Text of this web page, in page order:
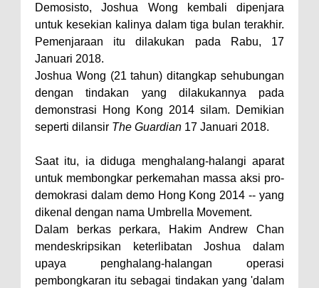
Demosisto, Joshua Wong kembali dipenjara
untuk kesekian kalinya dalam tiga bulan terakhir.
Pemenjaraan itu dilakukan pada Rabu, 17
Januari 2018.
Joshua Wong (21 tahun) ditangkap sehubungan
dengan tindakan yang dilakukannya pada
demonstrasi Hong Kong 2014 silam. Demikian
seperti dilansir The Guardian 17 Januari 2018.
Saat itu, ia diduga menghalang-halangi aparat
untuk membongkar perkemahan massa aksi pro-
demokrasi dalam demo Hong Kong 2014 -- yang
dikenal dengan nama Umbrella Movement.
Dalam berkas perkara, Hakim Andrew Chan
mendeskripsikan keterlibatan Joshua dalam
upaya penghalang-halangan operasi
pembongkaran itu sebagai tindakan yang 'dalam